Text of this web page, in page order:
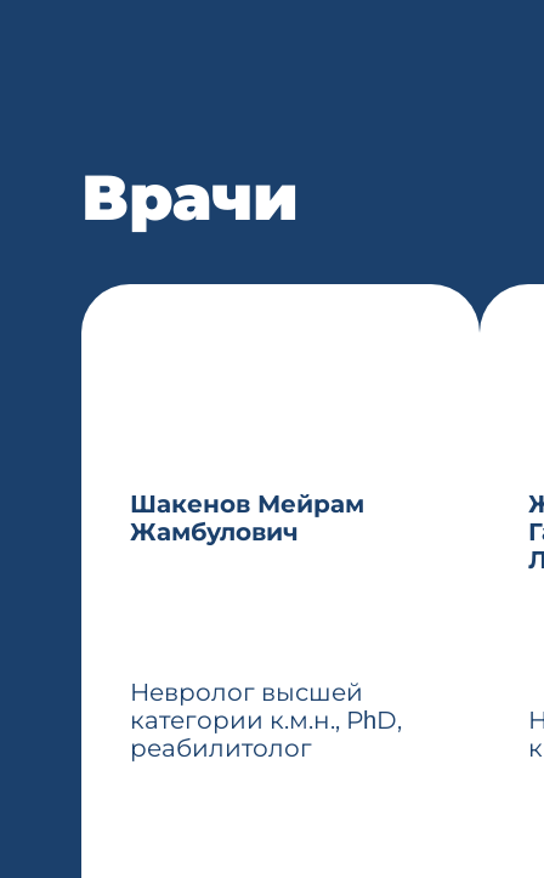
Врачи
Шакенов Мейрам
Жамбулович
Невролог высшей
категории к.м.н., РһD,
реабилитолог